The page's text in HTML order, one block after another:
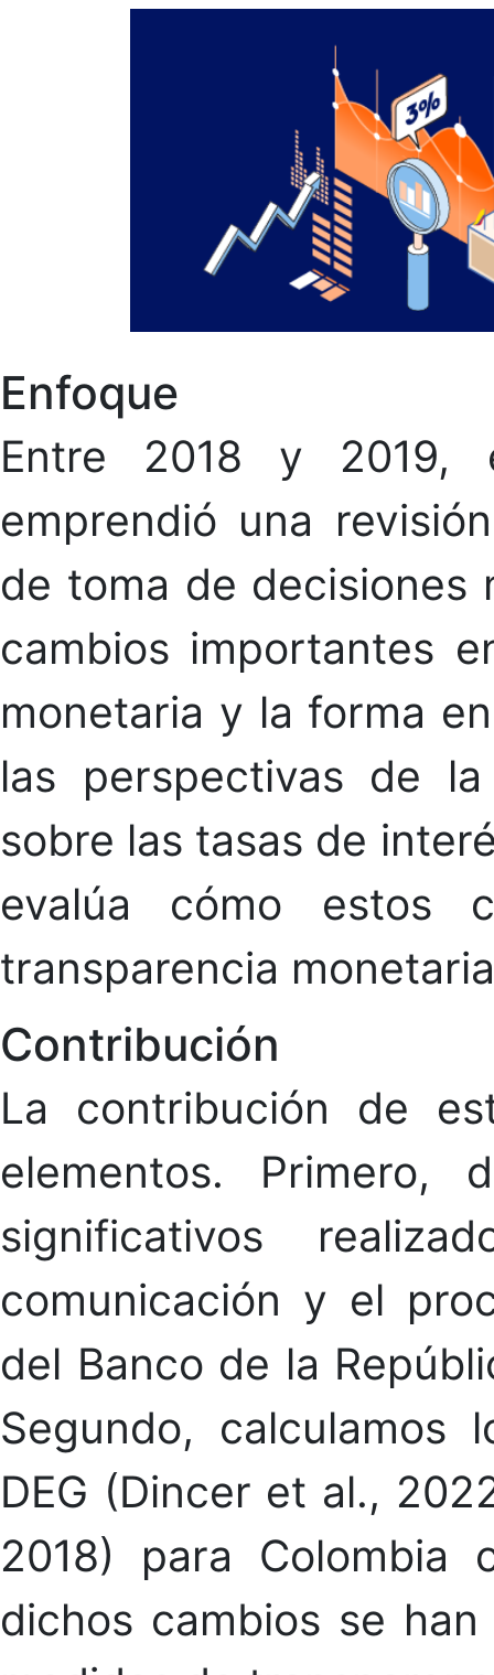
Enfoque
Entre 2018 y 2019,
emprendió una
de toma de decisiones
cambios importantes
monetaria y la forma
las perspectivas de
sobre las tasas de
evalúa cómo estos
transparencia
Contribución
La contribución de
elementos. Primero,
significativos
comunicación y el
del Banco de la
Segundo, calculamos
DEG (Dincer et al.,
2018) para
dichos cambios se